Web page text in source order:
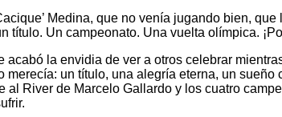
Medina, que no venía jugando bien,
título. Un campeonato. Una vuelta olímpica.
acabó la envidia de ver a otros celebrar
merecía: un título, una alegría eterna, un sueño
al River de Marcelo Gallardo y los cuatro